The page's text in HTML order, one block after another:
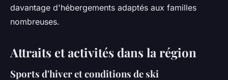
davantage d'hébergements adaptés aux familles
nombreuses.
Attraits et activités dans la région
Sports d'hiver et conditions de ski